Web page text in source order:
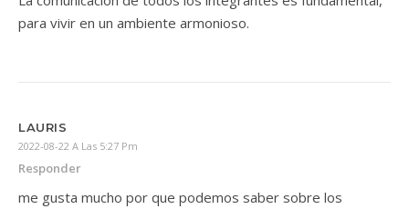
para vivir en un ambiente armonioso.
LAURIS
2022-08-22 A Las 5:27 Pm
Responder
me gusta mucho por que podemos saber sobre los